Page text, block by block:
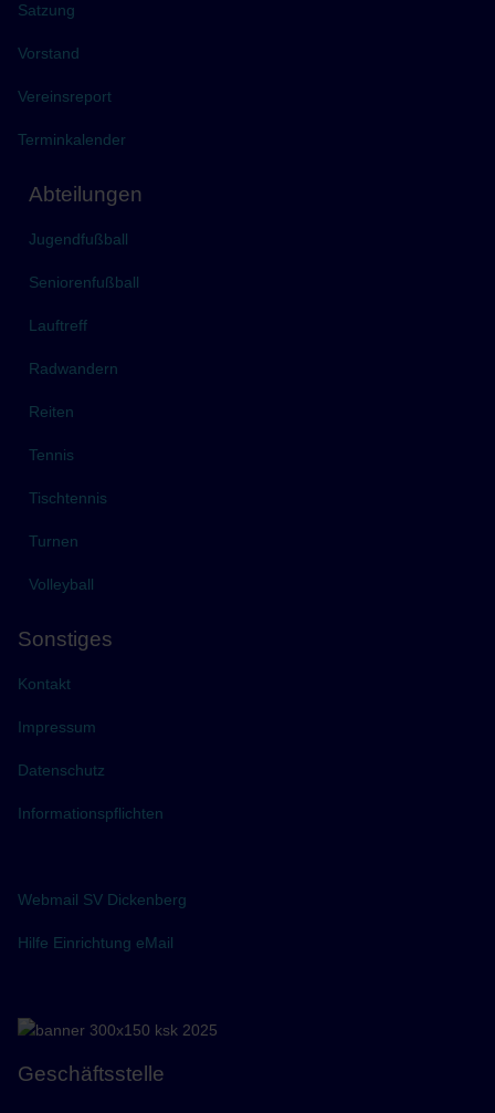
Satzung
Vorstand
Vereinsreport
Terminkalender
Abteilungen
Jugendfußball
Seniorenfußball
Lauftreff
Radwandern
Reiten
Tennis
Tischtennis
Turnen
Volleyball
Sonstiges
Kontakt
Impressum
Datenschutz
Informationspflichten
Webmail SV Dickenberg
Hilfe Einrichtung eMail
Geschäftsstelle